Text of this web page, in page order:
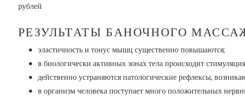
рублей
РЕЗУЛЬТАТЫ БАНОЧНОГО
эластичность и тонус мышц существенно повышаются;
в биологически активных зонах тела происходит
действенно устраняются патологические рефлексы,
в организм человека поступает много положительных